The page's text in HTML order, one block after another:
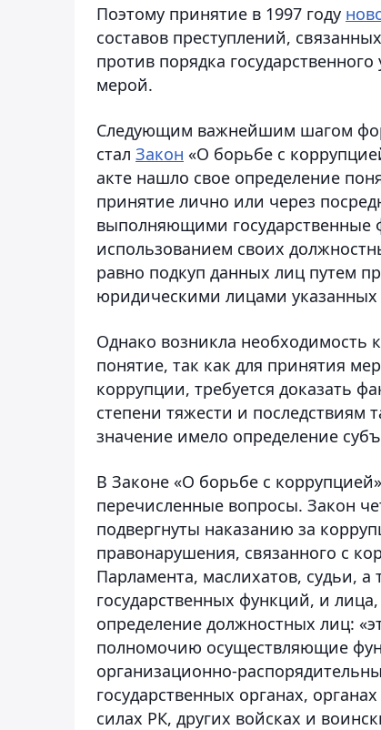
Поэтому принятие в 1997 году
составов преступлений,
против порядка
мерой.
Следующим важнейшим шагом
стал Закон «О борьбе с
акте нашло свое определение
принятие лично или через
выполняющими
использованием своих
равно подкуп данных лиц путем
юридическими лицами указанных
Однако возникла необходимость
понятие, так как для принятия
коррупции, требуется доказать
степени тяжести и последствиям
значение имело определение
В Законе «О борьбе с
перечисленные вопросы. Закон
подвергнуты наказанию за
правонарушения, связанного с
Парламента, маслихатов, судьи,
государственных функций, и
определение должностных лиц:
полномочию осуществляющие
организационно-
государственных органах,
силах РК, других войсках и